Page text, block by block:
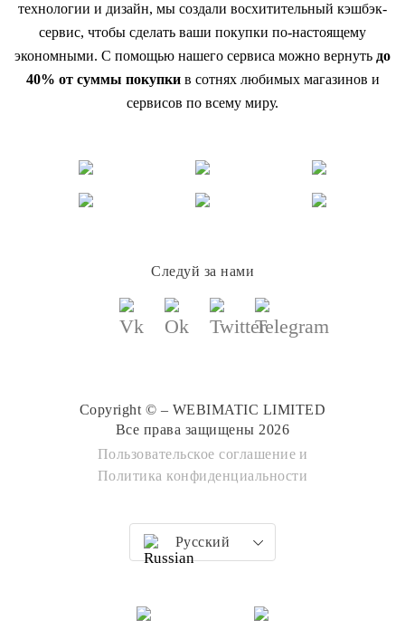
технологии и дизайн, мы создали восхитительный кэшбэк-
сервис, чтобы сделать ваши покупки по-настоящему
экономными. С помощью нашего сервиса можно вернуть до
40% от суммы покупкив сотнях любимых магазинов и
сервисов по всему миру.
Следуй за нами
Copyright © – WEBIMATIC LIMITED
Все права защищены 2026
Пользовательское соглашение и
Политика конфиденциальности
Русский